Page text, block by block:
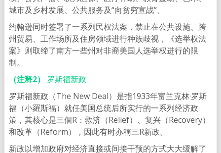
城市及乡村发展、公共服务及“向贫穷宣战”。
约翰逊同时签署了一系列民权法案，禁止在公共设施、跨
州贸易、工作场所及住房领域进行种族歧视，《选举权法
案》则取缔了南方一些州对非裔美国人选举权进行的限
制。
（注释2）
罗斯福新政
罗斯福新政（The New Deal）是指1933年富兰克林·罗斯
福（小羅斯福）就任美国总统后所实行的一系列经济政
策，其核心是三個R：救济（Relief）、复兴（Recovery）
和改革（Reform），因此有时亦稱三R新政。
新政以增加政府对经济直接或间接干预的方式大大缓解了